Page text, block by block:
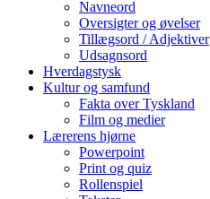
Navneord
Oversigter og øvelser
Tillægsord / Adjektiver
Udsagnsord
Hverdagstysk
Kultur og samfund
Fakta over Tyskland
Film og medier
Lærerens hjørne
Powerpoint
Print og quiz
Rollenspiel